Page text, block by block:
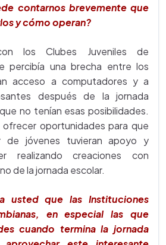
contarnos brevemente que
y cómo operan?
los Clubes Juveniles de
percibía una brecha entre los
acceso a computadores y a
después de la jornada
no tenían esas posibilidades.
oportunidades para que
de jóvenes tuvieran apoyo y
realizando creaciones con
de la jornada escolar.
usted que las Instituciones
en especial las que
cuando termina la jornada